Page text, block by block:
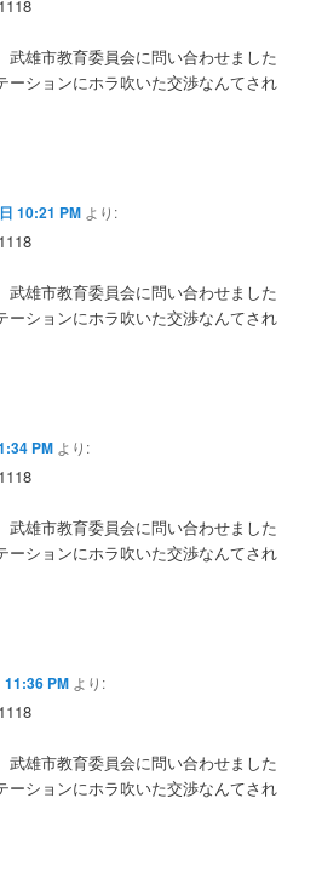
武雄市教育委員会に問い合わせました
ーションにホラ吹いた交渉なんてされ
10:21 PM より:
武雄市教育委員会に問い合わせました
ーションにホラ吹いた交渉なんてされ
PM より:
武雄市教育委員会に問い合わせました
ーションにホラ吹いた交渉なんてされ
11:36 PM より:
武雄市教育委員会に問い合わせました
ーションにホラ吹いた交渉なんてされ